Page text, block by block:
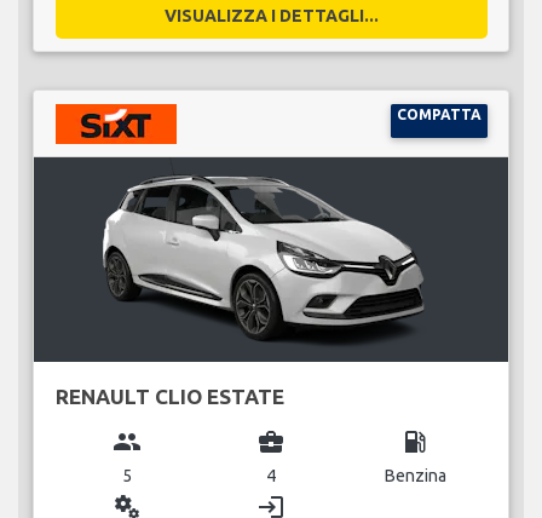
VISUALIZZA I DETTAGLI...
COMPATTA
RENAULT CLIO ESTATE
group
5
business_center
4
local_gas_station
Benzina
miscellaneous_services login